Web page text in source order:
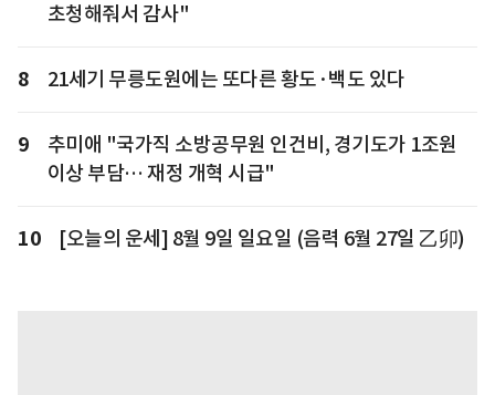
초청해줘서 감사"
8 21세기 무릉도원에는 또다른 황도·백도 있다
9
추미애 "국가직 소방공무원 인건비, 경기도가 1조원
이상 부담… 재정 개혁 시급"
10 [오늘의 운세] 8월 9일 일요일 (음력 6월 27일 乙卯)